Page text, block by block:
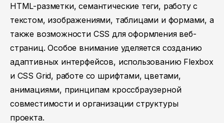
HTML-разметки, семантические теги, работу с
текстом, изображениями, таблицами и формами, а
также возможности CSS для оформления веб-
страниц. Особое внимание уделяется созданию
адаптивных интерфейсов, использованию Flexbox
и CSS Grid, работе со шрифтами, цветами,
анимациями, принципам кроссбраузерной
совместимости и организации структуры
проекта.